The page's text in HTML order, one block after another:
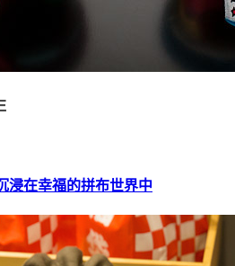
浸在幸福的拼布世界中